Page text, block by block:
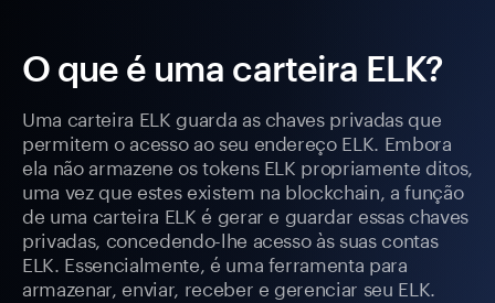
O que é uma carteira ELK?
Uma carteira ELK guarda as chaves privadas que
permitem o acesso ao seu endereço ELK. Embora
ela não armazene os tokens ELK propriamente ditos,
uma vez que estes existem na blockchain, a função
de uma carteira ELK é gerar e guardar essas chaves
privadas, concedendo-lhe acesso às suas contas
ELK. Essencialmente, é uma ferramenta para
armazenar, enviar, receber e gerenciar seu ELK.